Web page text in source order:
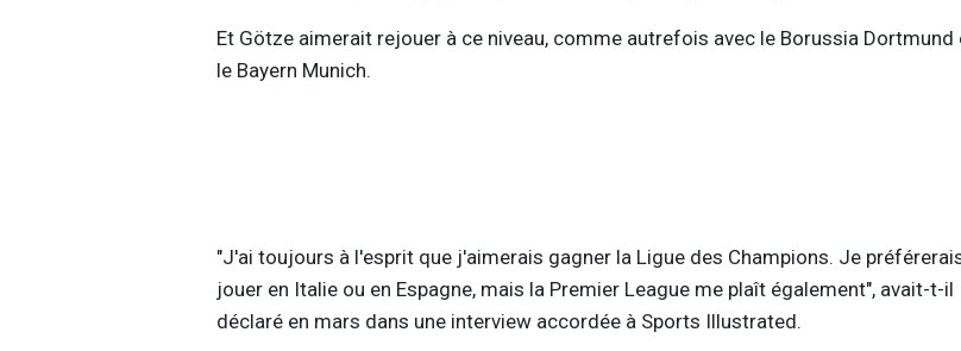
Et Götze aimerait rejouer à ce niveau, comme autrefois avec le Borussia Dortmund
le Bayern Munich.
"J'ai toujours à l'esprit que j'aimerais gagner la Ligue des Champions. Je
jouer en Italie ou en Espagne, mais la Premier League me plaît également", avait-t-il
déclaré en mars dans une interview accordée à Sports Illustrated.